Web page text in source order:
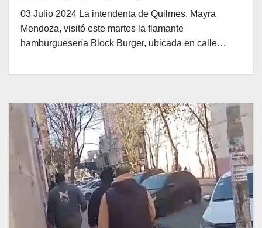
03 Julio 2024 La intendenta de Quilmes, Mayra
Mendoza, visitó este martes la flamante
hamburguesería Block Burger, ubicada en calle…